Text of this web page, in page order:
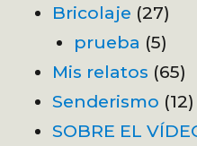
Bricolaje (27)
prueba (5)
Mis relatos (65)
Senderismo (12)
SOBRE EL